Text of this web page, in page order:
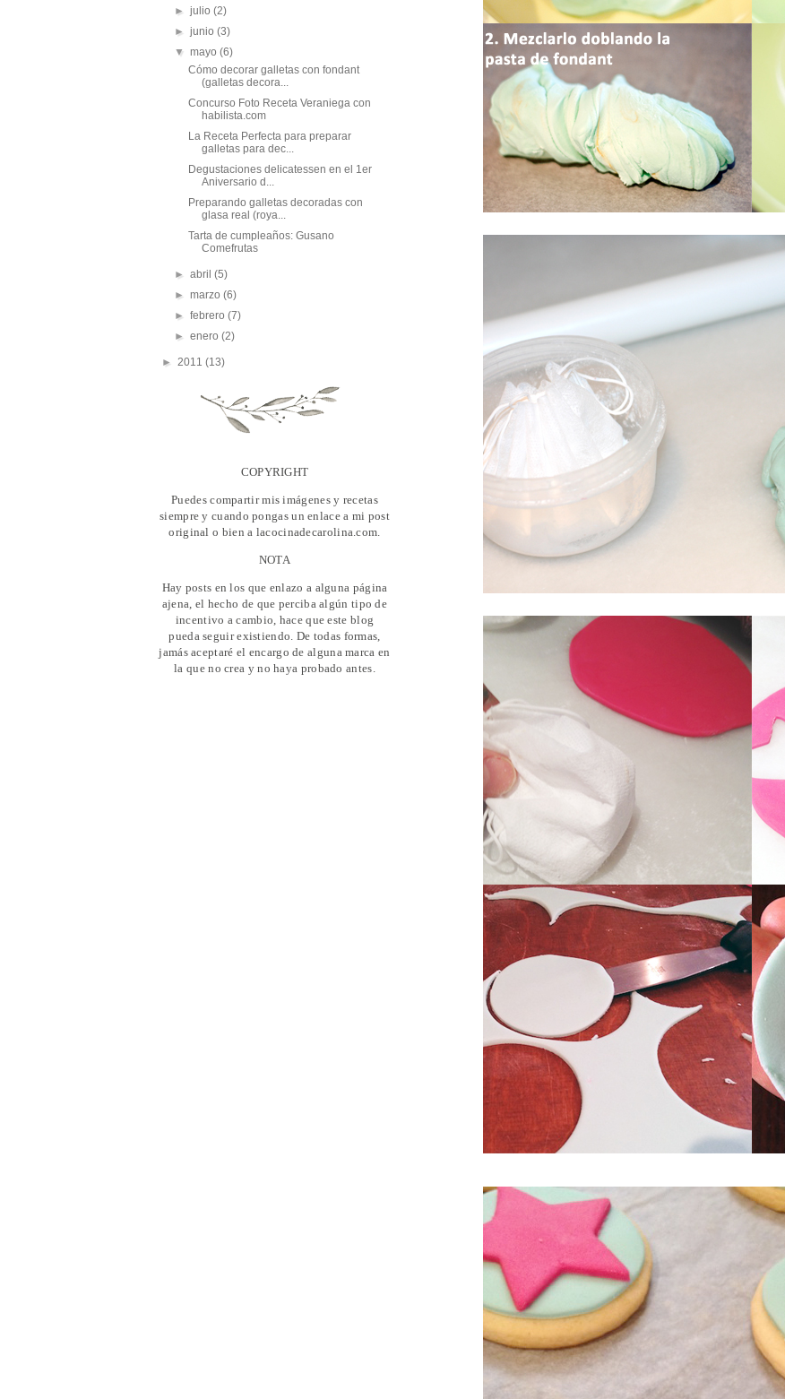
►julio(2)
►junio(3)
▼mayo(6)
Cómo decorar galletas con fondant
(galletas decora...
Concurso Foto Receta Veraniega con
habilista.com
La Receta Perfecta para preparar
galletas para dec...
Degustaciones delicatessen en el 1er
Aniversario d...
Preparando galletas decoradas con
glasa real (roya...
Tarta de cumpleaños: Gusano
Comefrutas
►abril(5)
►marzo(6)
►febrero(7)
►enero(2)
► 2011 (13)
COPYRIGHT
Puedes compartir mis imágenes y recetas
siempre y cuando pongas un enlace a mi post
original o bien a lacocinadecarolina.com.
NOTA
Hay posts en los que enlazo a alguna página
ajena, el hecho de que perciba algún tipo de
incentivo a cambio, hace que este blog
pueda seguir existiendo. De todas formas,
jamás aceptaré el encargo de alguna marca en
la que no crea y no haya probado antes.